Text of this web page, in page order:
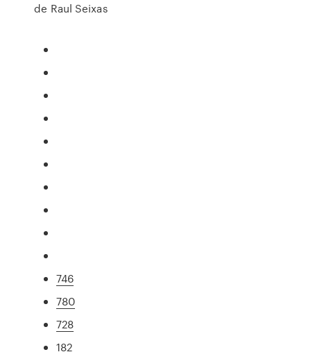
de Raul Seixas
746
780
728
182